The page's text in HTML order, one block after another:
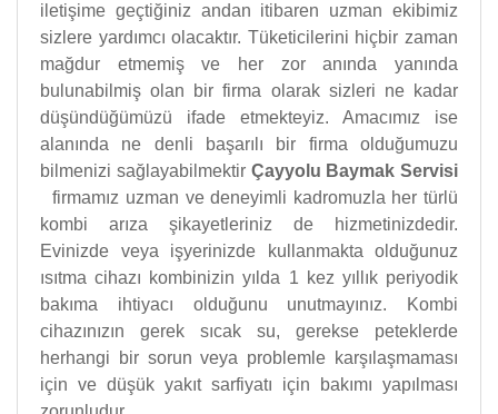
iletişime geçtiğiniz andan itibaren uzman ekibimiz
sizlere yardımcı olacaktır. Tüketicilerini hiçbir zaman
mağdur etmemiş ve her zor anında yanında
bulunabilmiş olan bir firma olarak sizleri ne kadar
düşündüğümüzü ifade etmekteyiz. Amacımız ise
alanında ne denli başarılı bir firma olduğumuzu
bilmenizi sağlayabilmektir Çayyolu Baymak Servisi
firmamız uzman ve deneyimli kadromuzla her türlü
kombi arıza şikayetleriniz de hizmetinizdedir.
Evinizde veya işyerinizde kullanmakta olduğunuz
ısıtma cihazı kombinizin yılda 1 kez yıllık periyodik
bakıma ihtiyacı olduğunu unutmayınız. Kombi
cihazınızın gerek sıcak su, gerekse peteklerde
herhangi bir sorun veya problemle karşılaşmaması
için ve düşük yakıt sarfiyatı için bakımı yapılması